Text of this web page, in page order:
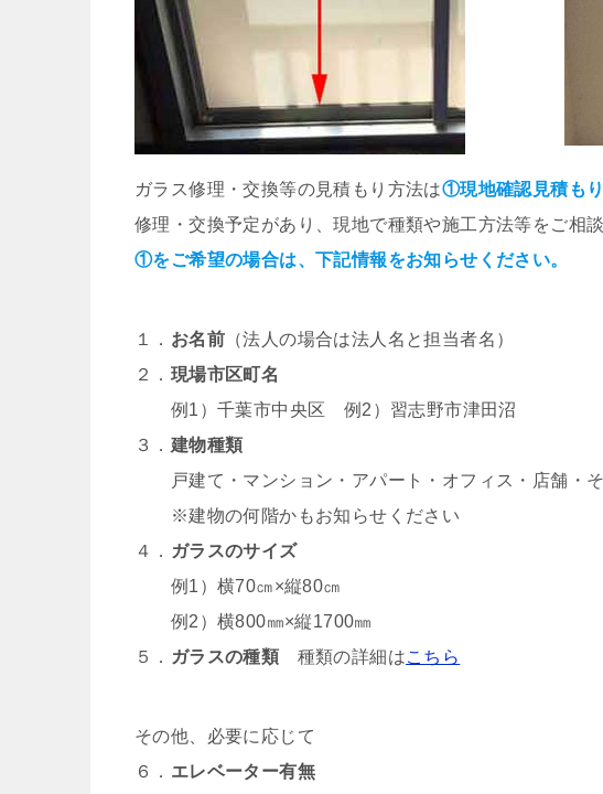
ガラス修理・交換等の見積もり方法は①現地確認見積もり
修理・交換予定があり、現地で種類や施工方法等をご相
①をご希望の場合は、下記情報をお知らせください。
１． お名前 （法人の場合は法人名と担当者名）
２． 現場市区町名
例1）千葉市中央区 例2）習志野市津田沼
３． 建物種類
戸建て・マンション・アパート・オフィス・店舗・
※建物の何階かもお知らせください
４． ガラスのサイズ
例1）横70㎝×縦80㎝
例2）横800㎜×縦1700㎜
５． ガラスの種類 種類の詳細はこちら
その他、必要に応じて
６． エレベーター有無